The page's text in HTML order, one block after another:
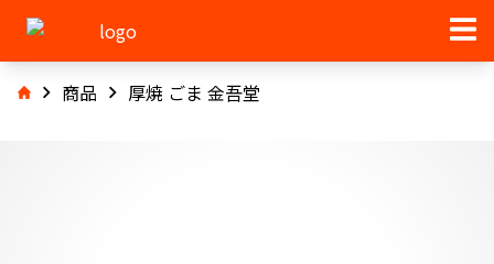
商品 厚焼 ごま 金吾堂